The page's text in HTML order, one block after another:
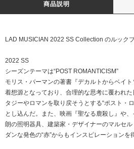
商品説明
LAD MUSICIAN 2022 SS Collection のルックブ
2022 SS
シーズンテーマは“POST ROMANTICISM”
モリス・バーマンの著書『デカルトからベイ
着想源となっており、合理的な思考に覆われ
タジーやロマンを取り戻そうとする“ポスト・
とし込んだ。また、映画『聖なる鹿殺し』や
朗の照明器具、建築家・デザイナーのマルセ
ダンな発色の“赤”からもインスピレーションを